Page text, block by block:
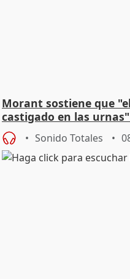
Morant sostiene que
castigado en las
cambio"
Sonido Totales